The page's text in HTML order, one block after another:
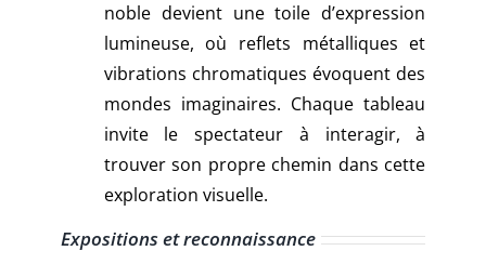
noble devient une toile d’expression
lumineuse, où reflets métalliques et
vibrations chromatiques évoquent des
mondes imaginaires. Chaque tableau
invite le spectateur à interagir, à
trouver son propre chemin dans cette
exploration visuelle.
Expositions et reconnaissance